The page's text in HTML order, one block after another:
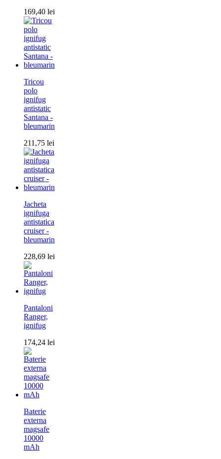
169,40 lei
Tricou
polo
ignifug
antistatic
Santana -
bleumarin
211,75 lei
Jacheta
ignifuga
antistatica
cruiser -
bleumarin
228,69 lei
Pantaloni
Ranger,
ignifug
174,24 lei
Baterie
externa
magsafe
10000
mAh